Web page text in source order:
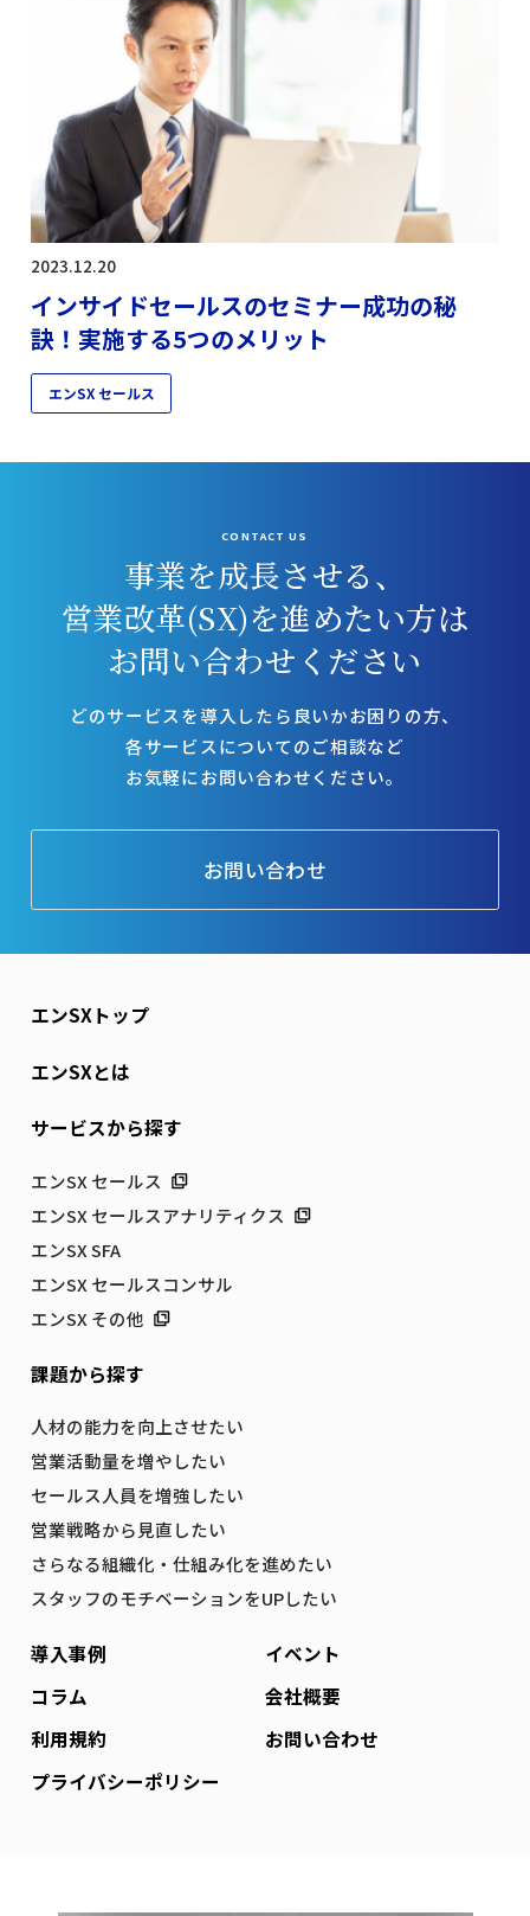
2023.12.20
インサイドセールスのセミナー成功の秘
訣！実施する5つのメリット
エンSX セールス
CONTACT US
事業を成長させる、
営業改革(SX)を進めたい方は
お問い合わせください
どのサービスを導入したら良いかお困りの方、
各サービスについてのご相談など
お気軽にお問い合わせください。
お問い合わせ
エンSXトップ
エンSXとは
サービスから探す
エンSX セールス
エンSX セールスアナリティクス
エンSX SFA
エンSX セールスコンサル
エンSX その他
課題から探す
人材の能力を向上させたい
営業活動量を増やしたい
セールス人員を増強したい
営業戦略から見直したい
さらなる組織化・仕組み化を進めたい
スタッフのモチベーションをUPしたい
導入事例
イベント
コラム
会社概要
利用規約
お問い合わせ
プライバシーポリシー